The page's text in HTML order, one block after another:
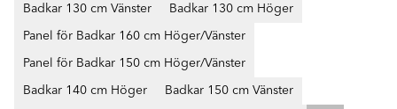
Badkar 130 cm Vänster Badkar 130 cm Höger
Panel för Badkar 160 cm Höger/Vänster
Panel för Badkar 150 cm Höger/Vänster
Badkar 140 cm Höger Badkar 150 cm Vänster